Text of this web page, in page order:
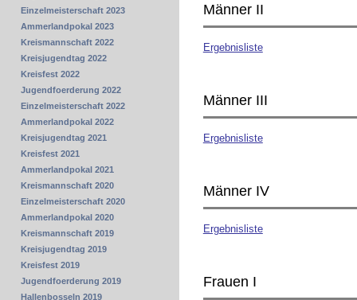
Männer II
Ergebnisliste
Männer III
Ergebnisliste
Männer IV
Ergebnisliste
Frauen I
Einzelmeisterschaft 2023
Ammerlandpokal 2023
Kreismannschaft 2022
Kreisjugendtag 2022
Kreisfest 2022
Jugendfoerderung 2022
Einzelmeisterschaft 2022
Ammerlandpokal 2022
Kreisjugendtag 2021
Kreisfest 2021
Ammerlandpokal 2021
Kreismannschaft 2020
Einzelmeisterschaft 2020
Ammerlandpokal 2020
Kreismannschaft 2019
Kreisjugendtag 2019
Kreisfest 2019
Jugendfoerderung 2019
Hallenbosseln 2019